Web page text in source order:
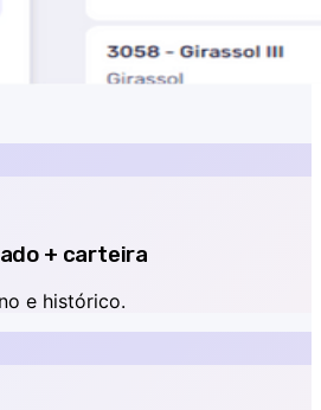
+ carteira
e histórico.